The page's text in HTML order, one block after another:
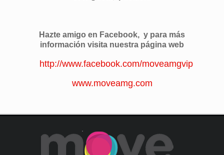
Hazte amigo en Facebook, y para más
información visita nuestra página web
http://www.facebook.com/moveamgvip
www.moveamg.com